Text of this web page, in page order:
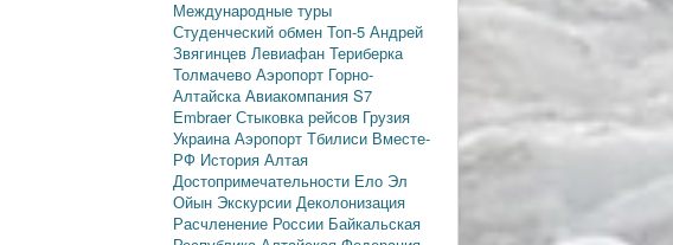
Международные туры
Студенческий обмен Топ-5 Андрей
Звягинцев Левиафан Териберка
Толмачево Аэропорт Горно-
АлтайскаАвиакомпания S7
EmbraerСтыковка рейсов Грузия
УкраинаАэропорт Тбилиси Вместе-
РФ История Алтая
Достопримечательности Ело Эл
Ойын Экскурсии Деколонизация
Расчленение России Байкальская